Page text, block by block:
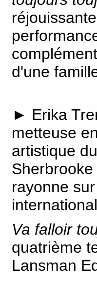
d'une
► Erika
metteuse
artistique
rayonne
Va falloir
quatrième
Lansman